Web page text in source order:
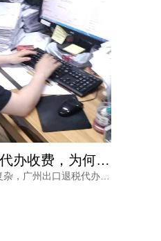
广州出口退税代办收费，为何从几千到上万不等？一文读懂